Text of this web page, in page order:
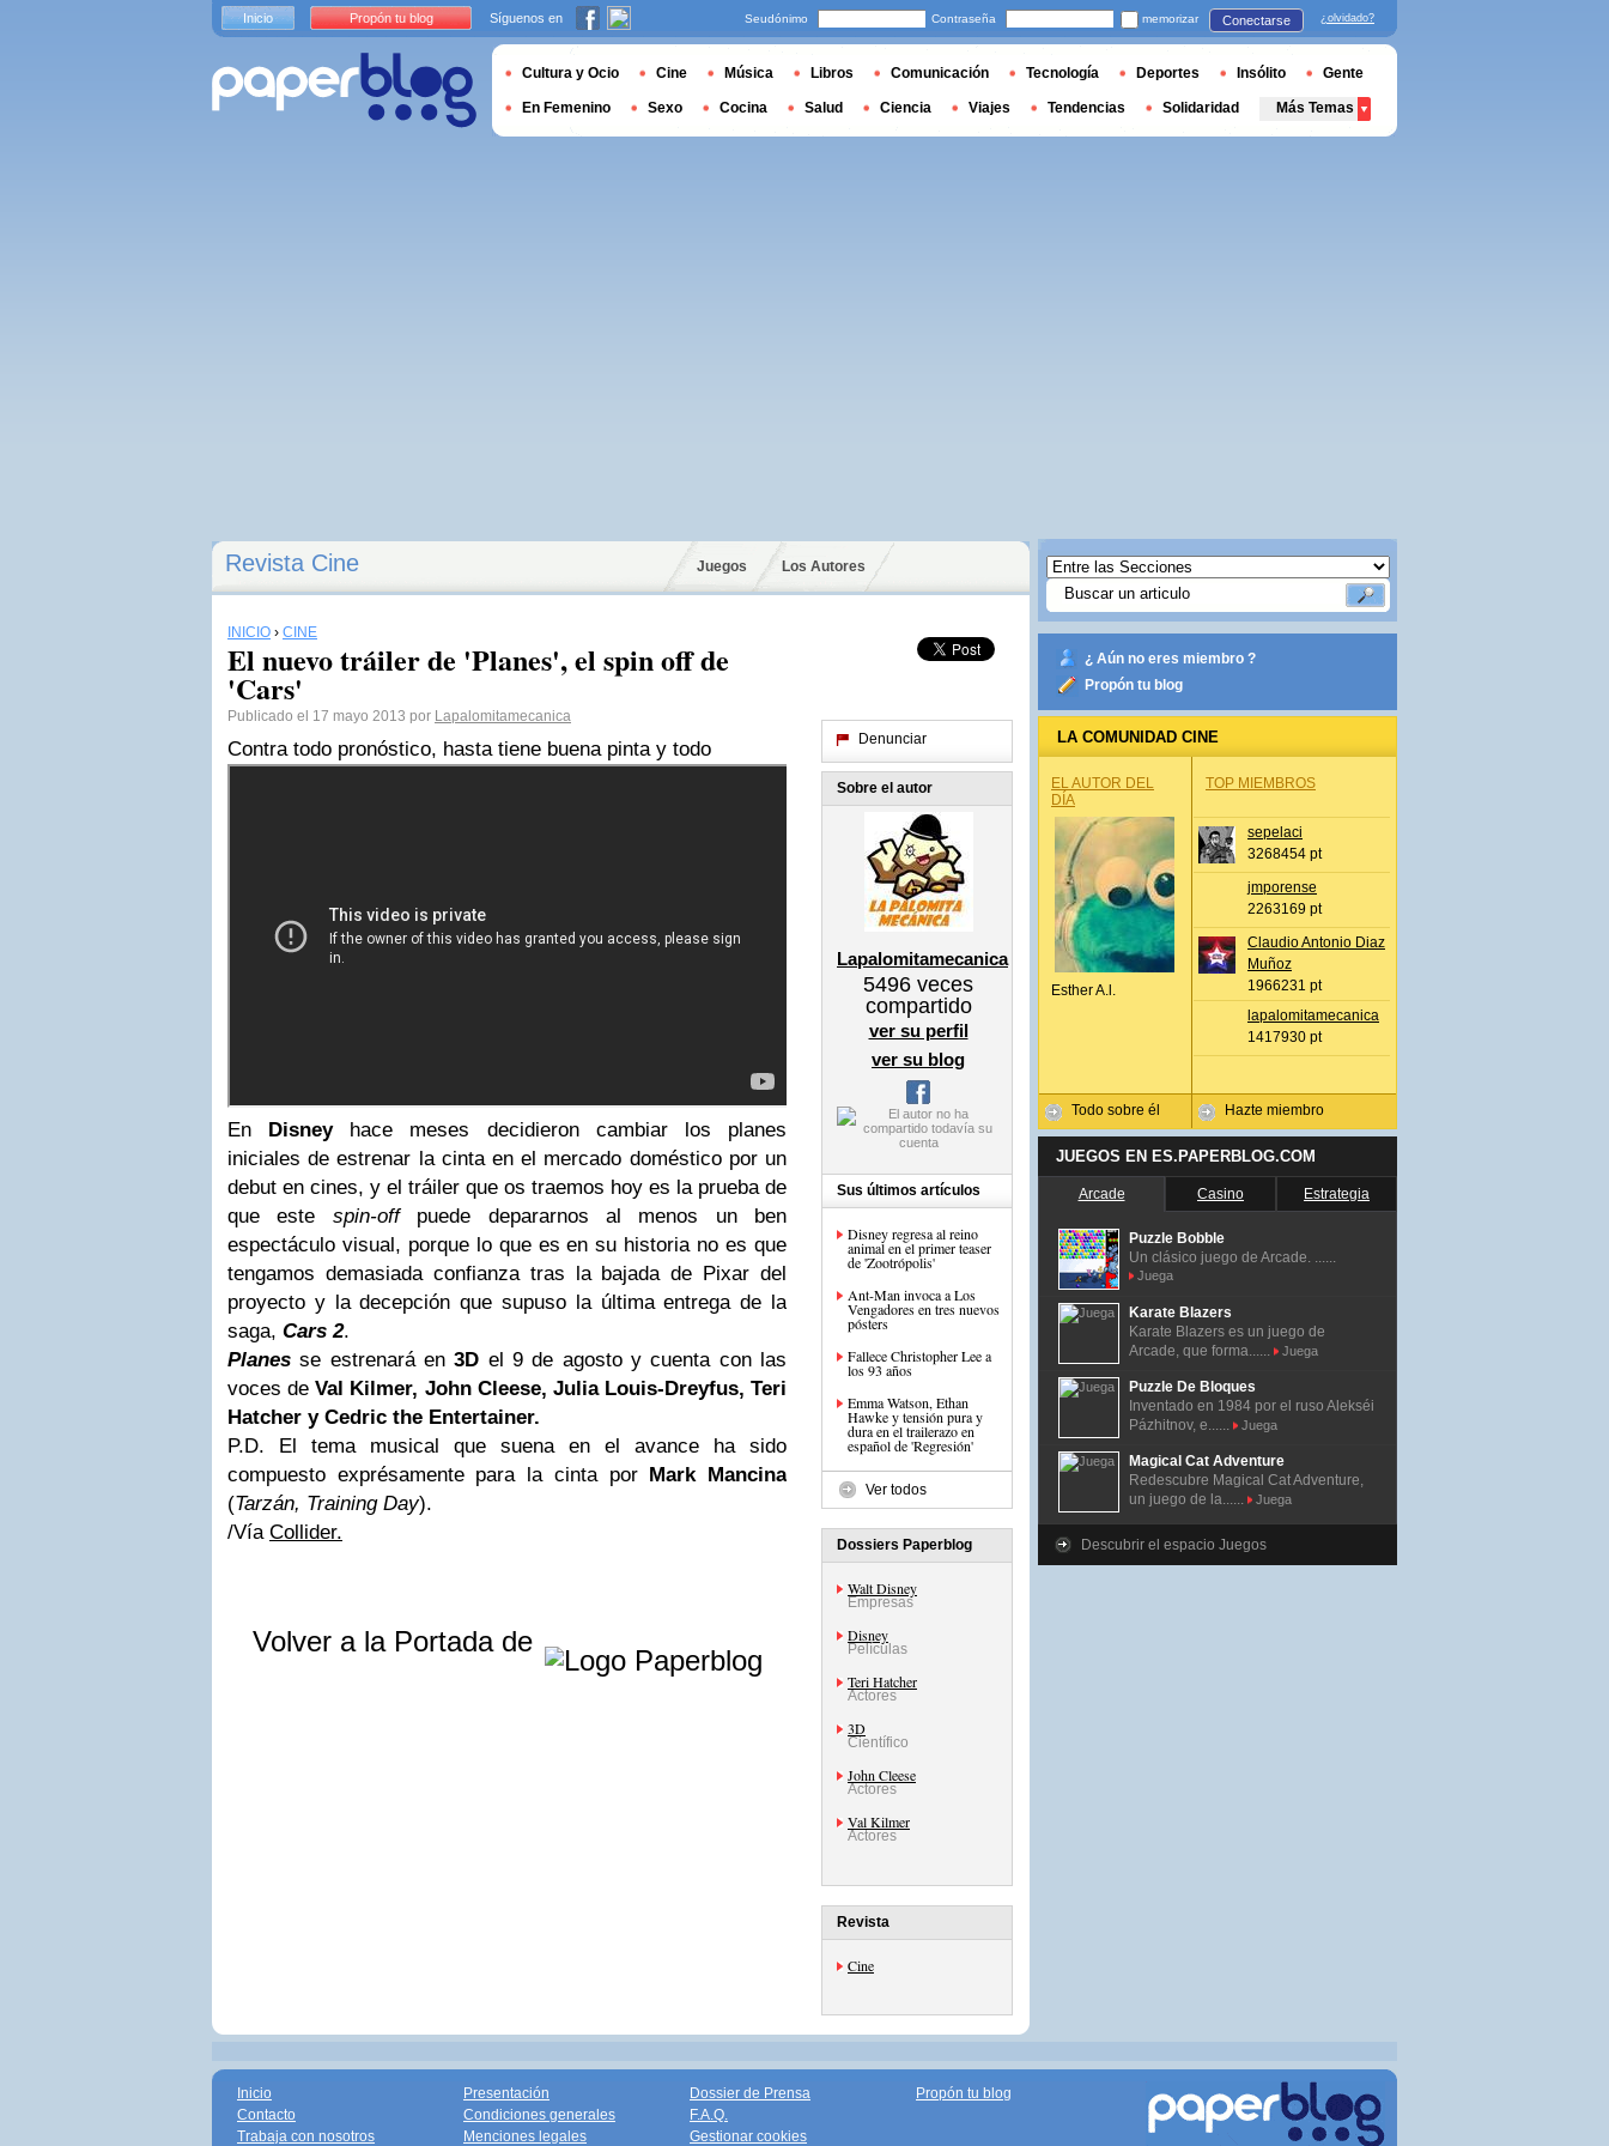
Revista Cine Juegos Los Autores
INICIO › CINE
El nuevo tráiler de 'Planes', el spin off de
'Cars'
Publicado el 17 mayo 2013 por Lapalomitamecanica
Contra todo pronóstico, hasta tiene buena pinta y todo
En Disneyhace meses decidieron cambiar los planes
iniciales de estrenar la cinta en el mercado doméstico por un
debut en cines, y el tráiler que os traemos hoy es la prueba de
que este spin-offpuede depararnos al menos un ben
espectáculo visual, porque lo que es en su historia no es que
tengamos demasiada confianza tras la bajada de Pixar del
proyecto y la decepción que supuso la última entrega de la
saga, Cars 2.
Planes se estrenará en3D el 9 de agosto y cuenta con las
voces deVal Kilmer, John Cleese, Julia Louis-Dreyfus, Teri
Hatcher y Cedric the Entertainer.
P.D. El tema musical que suena en el avance ha sido
compuesto exprésamente para la cinta por Mark Mancina
(Tarzán, Training Day).
/Vía Collider.
Volver a la Portada de
Denunciar
Sobre el autor
Lapalomitamecanica
5496 veces
compartido
ver su perfil
ver su blog
Sus últimos artículos
Disney regresa al reino
animal en el primer teaser
de 'Zootrópolis'
Ant-Man invoca a Los
Vengadores en tres nuevos
pósters
Fallece Christopher Lee a
los 93 años
Emma Watson, Ethan
Hawke y tensión pura y
dura en el trailerazo en
español de 'Regresión'
Ver todos
Dossiers Paperblog
Walt Disney
Empresas
Disney
Películas
Teri Hatcher
Actores
3D
Científico
John Cleese
Actores
Val Kilmer
Actores
Revista
Cine
¿ Aún no eres miembro ?
Propón tu blog
LA COMUNIDAD CINE
EL AUTOR DEL
DÍA
Esther A.l.
Todo sobre él
TOP MIEMBROS
sepelaci
3268454 pt
jmporense
2263169 pt
Claudio Antonio Diaz
Muñoz
1966231 pt
lapalomitamecanica
1417930 pt
Hazte miembro
JUEGOS EN ES.PAPERBLOG.COM
Arcade Casino Estrategia
Puzzle Bobble
Un clásico juego de Arcade. ......
Juega
Karate Blazers
Karate Blazers es un juego de
Arcade, que forma......
Juega
Puzzle De Bloques
Inventado en 1984 por el ruso Alekséi
Pázhitnov, e......
Juega
Magical Cat Adventure
Redescubre Magical Cat Adventure,
un juego de la......
Juega
Descubrir el espacio Juegos
Inicio Propón tu blog Síguenos en Seudónimo Contraseña memorizar Conectarse ¿olvidado?
Cultura y Ocio Cine Música Libros Comunicación Tecnología Deportes Insólito Gente
En Femenino Sexo Cocina Salud Ciencia Viajes Tendencias Solidaridad Más Temas
Inicio
Contacto
Trabaja con nosotros
Presentación
Condiciones generales
Menciones legales
Dossier de Prensa
F.A.Q.
Gestionar cookies
Propón tu blog